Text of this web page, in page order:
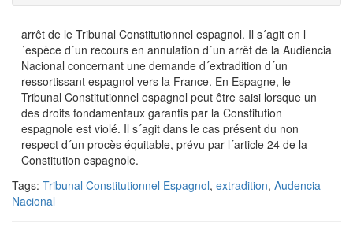
arrêt de le Tribunal Constitutionnel espagnol. Il s´agit en l
´espèce d´un recours en annulation d´un arrêt de la Audiencia
Nacional concernant une demande d´extradition d´un
ressortissant espagnol vers la France. En Espagne, le
Tribunal Constitutionnel espagnol peut être saisi lorsque un
des droits fondamentaux garantis par la Constitution
espagnole est violé. Il s´agit dans le cas présent du non
respect d´un procès équitable, prévu par l´article 24 de la
Constitution espagnole.
Tags: Tribunal Constitutionnel Espagnol, extradition, Audencia
Nacional